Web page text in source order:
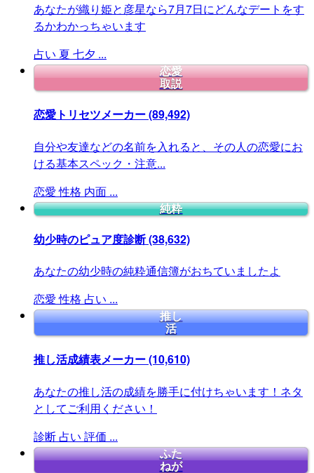
あなたが織り姫と彦星なら7月7日にどんなデートをす
るかわかっちゃいます
占い 夏 七夕 ...
恋愛
取説
恋愛トリセツメーカー(89,492)
自分や友達などの名前を入れると、その人の恋愛にお
ける基本スペック・注意...
恋愛 性格 内面 ...
純粋
幼少時のピュア度診断(38,632)
あなたの幼少時の純粋通信簿がおちていましたよ
恋愛 性格 占い ...
推し
活
推し活成績表メーカー(10,610)
あなたの推し活の成績を勝手に付けちゃいます！ネタ
としてご利用ください！
診断 占い 評価 ...
ふた
ねが